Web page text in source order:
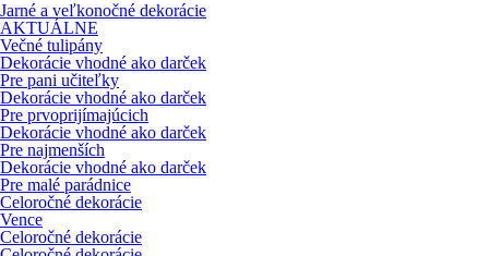
Jarné a veľkonočné dekorácie
AKTUÁLNE
Večné tulipány
Dekorácie vhodné ako darček
Pre pani učiteľky
Dekorácie vhodné ako darček
Pre prvoprijímajúcich
Dekorácie vhodné ako darček
Pre najmenších
Dekorácie vhodné ako darček
Pre malé parádnice
Celoročné dekorácie
Vence
Celoročné dekorácie